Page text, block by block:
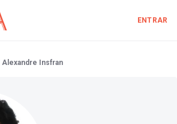
ENTRAR
Alexandre Insfran